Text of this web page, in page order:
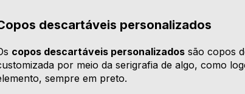
descartáveis personalizados
copos descartáveis personalizados são copos
por meio da serigrafia de algo, como
sempre em preto.